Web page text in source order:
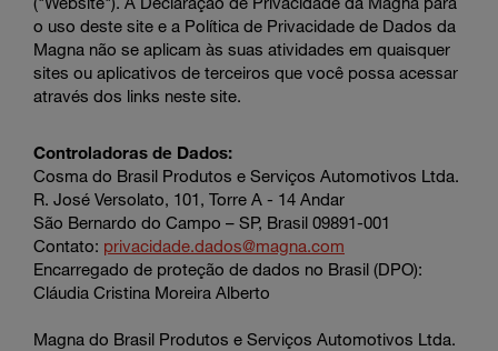
o uso deste site e a Política de Privacidade de Dados da
Magna não se aplicam às suas atividades em quaisquer
sites ou aplicativos de terceiros que você possa acessar
através dos links neste site.
Controladoras de Dados:
Cosma do Brasil Produtos e Serviços Automotivos Ltda.
R. José Versolato, 101, Torre A - 14 Andar
São Bernardo do Campo – SP, Brasil 09891-001
Contato: privacidade.dados@magna.com
Encarregado de proteção de dados no Brasil (DPO):
Cláudia Cristina Moreira Alberto
Magna do Brasil Produtos e Serviços Automotivos Ltda.